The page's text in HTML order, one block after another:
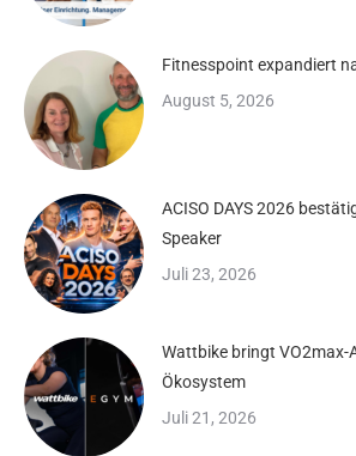
Fitnesspoint expandiert
August 5, 2026
ACISO DAYS 2026
Speaker
Juli 23, 2026
Wattbike bringt VO2max-
Ökosystem
Juli 21, 2026